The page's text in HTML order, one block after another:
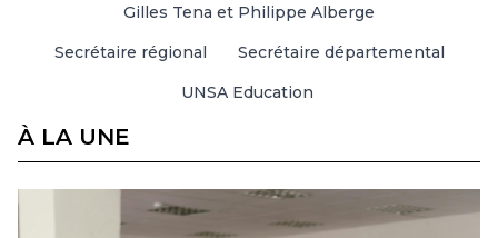
Gilles Tena et Philippe Alberge
Secrétaire régional Secrétaire départemental
UNSA Education
À LA UNE